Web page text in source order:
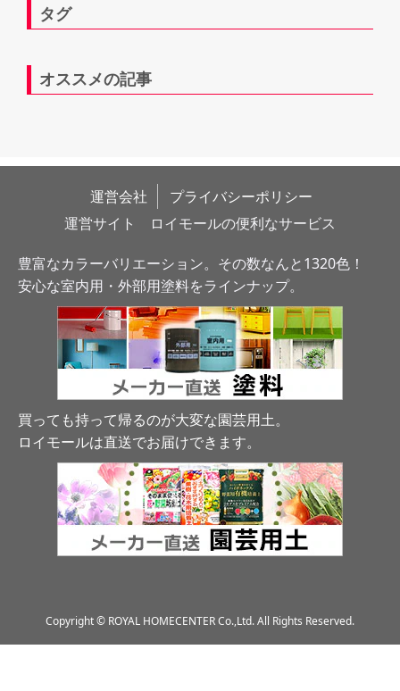
タグ
オススメの記事
運営会社
プライバシーポリシー
運営サイト　ロイモールの便利なサービス
豊富なカラーバリエーション。その数なんと1320色！
安心な室内用・外部用塗料をラインナップ。
買っても持って帰るのが大変な園芸用土。
ロイモールは直送でお届けできます。
Copyright © ROYAL HOMECENTER Co.,Ltd. All Rights Reserved.